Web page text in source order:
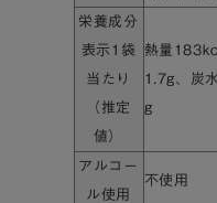
栄養成分
表示1袋
当たり
（推定
値）
熱量
1.7g、炭
g
アルコー
ル使用
不使用